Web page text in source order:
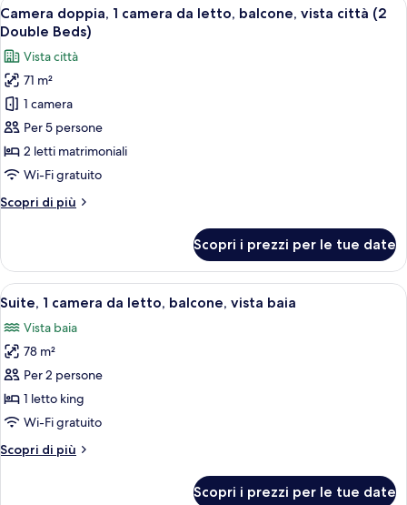
baia
tutte
le
foto
per
Camera
doppia,
1
camera
letto,
città
(2
Beds)
4
Camera doppia, 1 camera da letto, balcone, vista città (2
Double Beds)
Vista città
71 m²
1 camera
Per 5 persone
2 letti matrimoniali
Wi-Fi gratuito
Scopri di più
Altri
doppia,
camera
letto,
balcone,
vista
città
(2
Double
Beds)
Scopri i prezzi per le tue date
Apri
tutte
le
foto
per
Suite,
1
da
Una camera d'hotel moderna con
6
Suite, 1 camera da letto, balcone, vista baia
Vista baia
78 m²
Per 2 persone
1 letto king
Wi-Fi gratuito
Scopri di più
Altri
Scopri i prezzi per le tue date